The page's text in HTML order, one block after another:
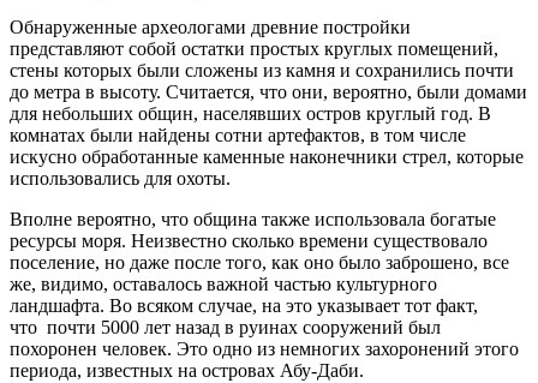
Обнаруженные археологами древние постройки
представляют собой остатки простых круглых помещений,
стены которых были сложены из камня и сохранились почти
до метра в высоту. Считается, что они, вероятно, были домами
для небольших общин, населявших остров круглый год. В
комнатах были найдены сотни артефактов, в том числе
искусно обработанные каменные наконечники стрел, которые
использовались для охоты.
Вполне вероятно, что община также использовала богатые
ресурсы моря. Неизвестно сколько времени существовало
поселение, но даже после того, как оно было заброшено, все
же, видимо, оставалось важной частью культурного
ландшафта. Во всяком случае, на это указывает тот факт,
что почти 5000 лет назад в руинах сооружений был
похоронен человек. Это одно из немногих захоронений этого
периода, известных на островах Абу-Даби.